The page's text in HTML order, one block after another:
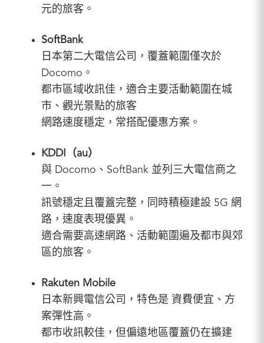
元的旅客。
SoftBank
日本第二大電信公司，覆蓋範圍僅次於
Docomo。
都市區域收訊佳，適合主要活動範圍在城
市、觀光景點的旅客
網路速度穩定，常搭配優惠方案。
KDDI（au）
與 Docomo、SoftBank 並列三大電信商之
一。
訊號穩定且覆蓋完整，同時積極建設 5G 網
路，速度表現優異。
適合需要高速網路、活動範圍遍及都市與郊
區的旅客。
Rakuten Mobile
日本新興電信公司，特色是 資費便宜、方
案彈性高。
都市收訊較佳，但偏遠地區覆蓋仍在擴建